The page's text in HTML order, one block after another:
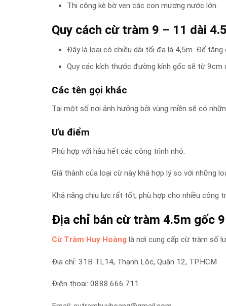
Thi công kè bờ ven các con mương nước lớn.
Quy cách cừ tràm 9 – 11 dài
Đây là loại có chiều dài tối đa là 4,5m. Để
Quy các kích thước đường kính gốc sẽ từ
Các tên gọi khác
Tại một số nơi ảnh hưởng bởi vùng miền sẽ có
Ưu điểm
Phù hợp với hầu hết các công trình nhỏ.
Giá thành của loại cừ này khá hợp lý so với những
Khả năng chịu lực rất tốt, phù hợp cho nhiều công
Địa chỉ bán cừ tràm 4.5m gốc
Cừ Tràm Huy Hoàng là nơi cung cấp cừ tràm số
Địa chỉ: 31B TL14, Thạnh Lộc, Quận 12, TP.HCM
Điện thoại: 0888.666.711